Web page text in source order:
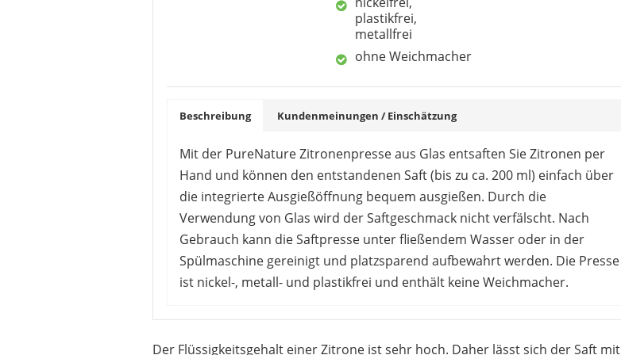
plastikfrei,
metallfrei
ohne Weichmacher
Beschreibung Kundenmeinungen / Einschätzung
Mit der PureNature Zitronenpresse aus Glas entsaften Sie Zitronen per
Hand und können den entstandenen Saft (bis zu ca. 200 ml) einfach über
die integrierte Ausgießöffnung bequem ausgießen. Durch die
Verwendung von Glas wird der Saftgeschmack nicht verfälscht. Nach
Gebrauch kann die Saftpresse unter fließendem Wasser oder in der
Spülmaschine gereinigt und platzsparend aufbewahrt werden. Die Presse
ist nickel-, metall- und plastikfrei und enthält keine Weichmacher.
Die Käufer sind von der Zitronenpresse aus Glas überzeugt und loben die
Der Flüssigkeitsgehalt einer Zitrone ist sehr hoch. Daher lässt sich der Saft mit